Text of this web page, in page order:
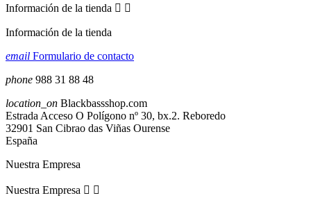
Información de la tienda  
Información de la tienda
email Formulario de contacto
phone 988 31 88 48
location_on Blackbassshop.com
Estrada Acceso O Polígono nº 30, bx.2. Reboredo
32901 San Cibrao das Viñas Ourense
España
Nuestra Empresa
Nuestra Empresa  